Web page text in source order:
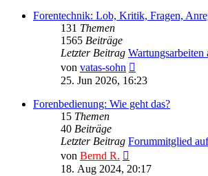
Forentechnik: Lob, Kritik, Fragen,
131 Themen
1565 Beiträge
Letzter Beitrag Wartungsarbeiten
von vatas-sohn
Beitrag
25. Jun 2026, 16:23
Forenbedienung: Wie geht das?
15 Themen
40 Beiträge
Letzter Beitrag Forummitglied
von Bernd R.
Beitrag
18. Aug 2024, 20:17